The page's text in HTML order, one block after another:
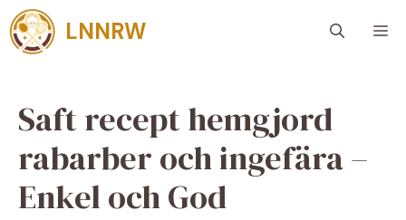
Skip
to
content
LNNRW
Saft recept hemgjord
rabarber och ingefära –
Enkel och God